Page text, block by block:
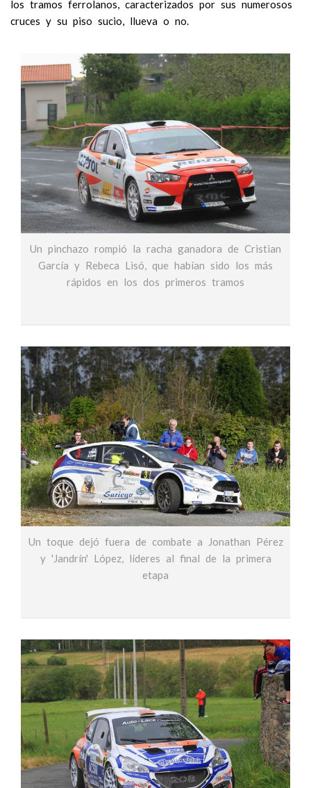
los tramos ferrolanos, caracterizados por sus numerosos
cruces y su piso sucio, llueva o no.
Un pinchazo rompió la racha ganadora de Cristian
García y Rebeca Lisó, que habían sido los más
rápidos en los dos primeros tramos
Un toque dejó fuera de combate a Jonathan Pérez
y 'Jandrín' López, líderes al final de la primera
etapa